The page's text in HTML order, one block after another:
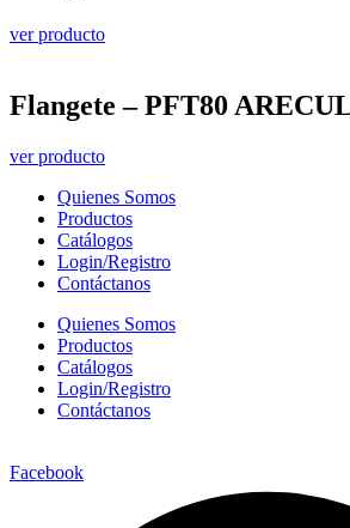
ver producto
Flangete – PFT80
ver producto
Quienes Somos
Productos
Catálogos
Login/Registro
Contáctanos
Quienes Somos
Productos
Catálogos
Login/Registro
Contáctanos
Facebook